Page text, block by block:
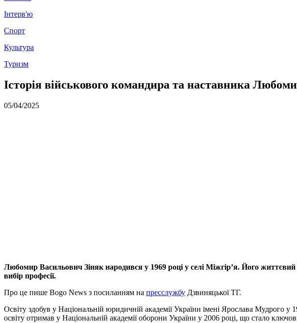
Інтерв'ю
Спорт
Культура
Туризм
Історія військового командира та наставника
05/04/2025
Любомир Васильович Зіняк народився у 1969 році у селі Міжгірʼя. Його
вибір професії.
Про це пише Bogo News з посиланням на пресслужбу Дзвиняцької ТГ.
Освіту здобув у Національній юридичній академії України імені Ярослава Мудрого
освіту отримав у Національній академії оборони України у 2006 році, що стало